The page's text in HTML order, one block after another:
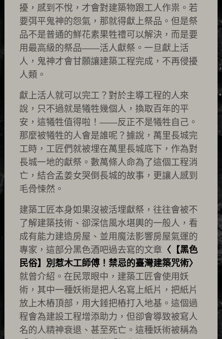
擾，感到不悅，才會對建築物跟工人作祟。若
要弭平鬼神的怨氣，那就得獻上祭品。但是祭
品不是普通的鮮花素果牲禮可以解決，而是要
用最高級的祭品——活人獻祭。一旦獻上活
人，鬼神才會甘願讓建築工程完成，不再侵擾
人類。
獻上活人就可以完工？對於主導工程的人來
說，只不過就是犧牲幾個人，換取百年的平
安，這犧牲值得啦！——反正不是犧牲自己。
那麼被犧牲的人會是誰呢？據說，萬里長城完
工時，工匠們就被埋在萬里長城底下，作為對
長城一地的獻祭。數萬條人命為了這個工程消
亡，結合孟姜女哭倒長城的故事，更讓人感到
毛骨悚然。
建築工匠本身如果沒被活埋獻祭，往往會被不
了解建築技術、卻深信風水堪輿的一般人，看
成有能力建造房屋、並用魔法影響房屋氣運的
專家，這部分黑色酒吧過去寫的文章 〈【黑色
民俗】別惹木工師傅！禁忌的臺灣建築咒術〉
就曾介紹。在民眾眼中，建築工匠會使用妖
術，其中一種妖術是把人名寫上紙片，把紙片
放上木樁頂部，用大錘把樁打入地基。這個過
程會為建設工程增添助力，但卻會導致被寫人
名的人精神衰退、甚至死亡。這種妖術被稱為